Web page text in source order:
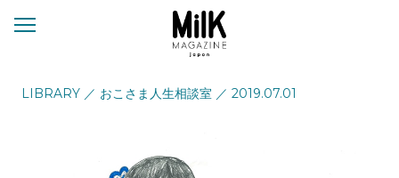
メ
LIBRARY ／ おこさま人生相談室 ／ 2019.07.01